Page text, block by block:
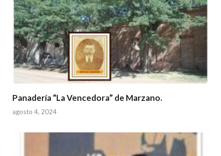
Panadería “La Vencedora” de Marzano.
agosto 4, 2024